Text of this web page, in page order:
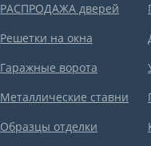
РАСПРОДАЖА дверей
Решетки на окна
Гаражные ворота
Металлические ставни
Образцы отделки